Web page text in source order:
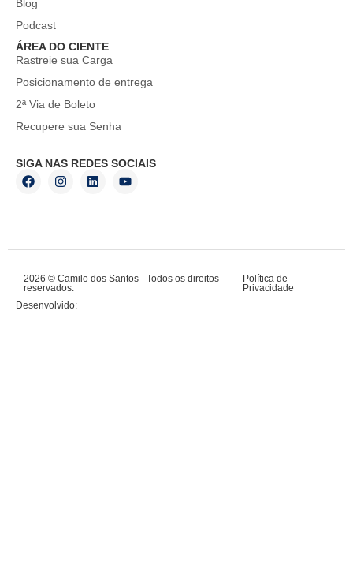
Blog
Podcast
ÁREA DO CIENTE
Rastreie sua Carga
Posicionamento de entrega
2ª Via de Boleto
Recupere sua Senha
SIGA NAS REDES SOCIAIS
2026 © Camilo dos Santos - Todos os direitos
reservados.
Política de
Privacidade
Desenvolvido: